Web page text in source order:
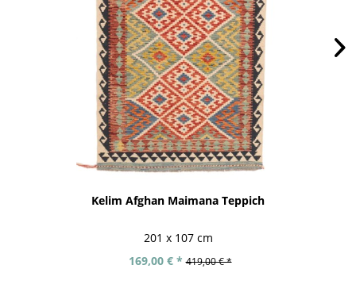
Kelim Afghan Maimana Teppich
201 x 107 cm
169,00 € * 419,00 € *